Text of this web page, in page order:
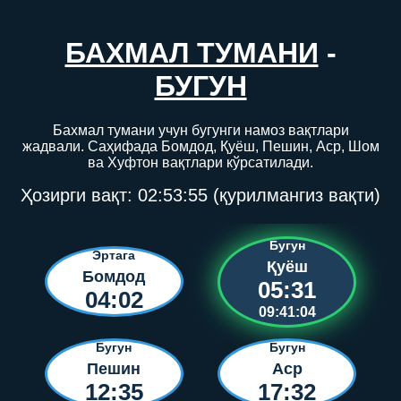
БАХМАЛ ТУМАНИ -
БУГУН
Бахмал тумани учун бугунги намоз вақтлари
жадвали. Саҳифада Бомдод, Қуёш, Пешин, Аср, Шом
ва Хуфтон вақтлари кўрсатилади.
Ҳозирги вақт: 02:53:56 (қурилмангиз вақти)
Эртага
Бомдод
04:02
Бугун
Қуёш
05:31
09:41:03
Бугун
Пешин
12:35
Бугун
Аср
17:32